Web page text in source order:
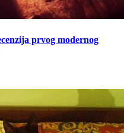
prvog modernog